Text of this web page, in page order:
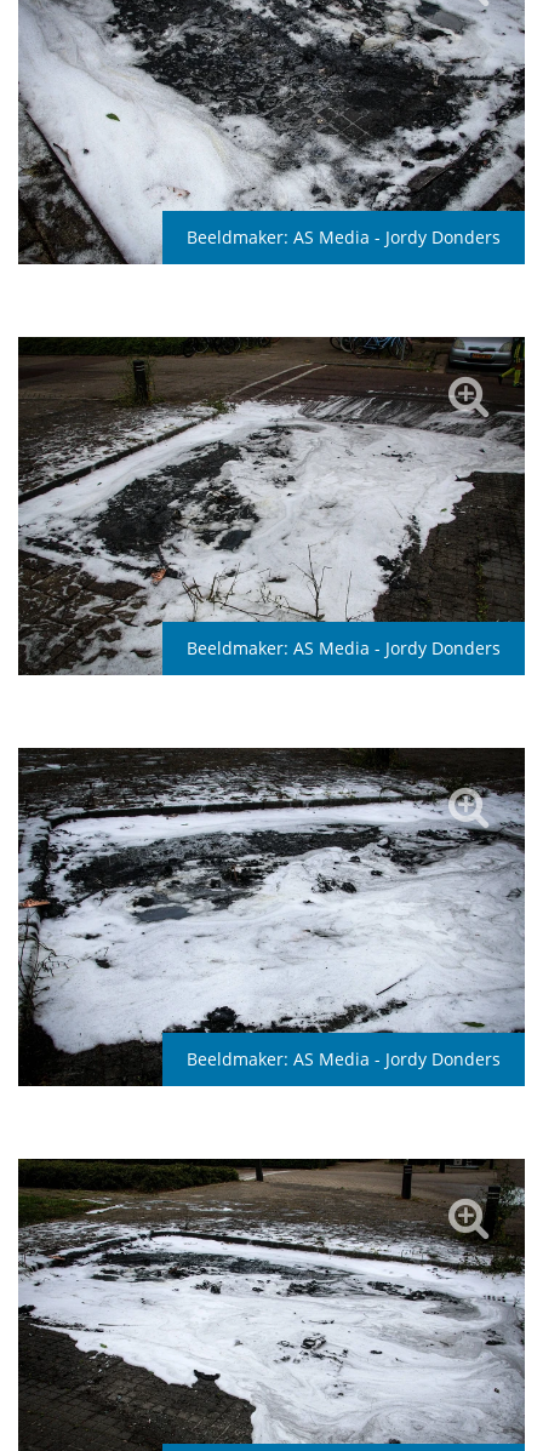
Beeldmaker: AS Media - Jordy Donders
Beeldmaker: AS Media - Jordy Donders
Beeldmaker: AS Media - Jordy Donders